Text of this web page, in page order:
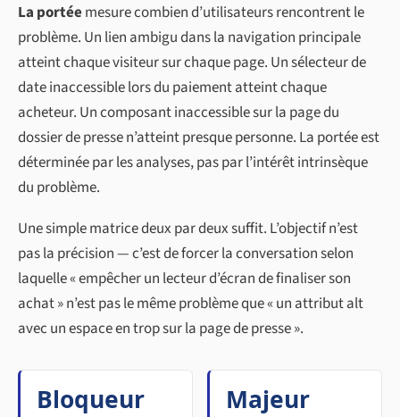
La portéemesure combien d’utilisateurs rencontrent le
problème. Un lien ambigu dans la navigation principale
atteint chaque visiteur sur chaque page. Un sélecteur de
date inaccessible lors du paiement atteint chaque
acheteur. Un composant inaccessible sur la page du
dossier de presse n’atteint presque personne. La portée est
déterminée par les analyses, pas par l’intérêt intrinsèque
du problème.
Une simple matrice deux par deux suffit. L’objectif n’est
pas la précision — c’est de forcer la conversation selon
laquelle « empêcher un lecteur d’écran de finaliser son
achat » n’est pas le même problème que « un attribut alt
avec un espace en trop sur la page de presse ».
Bloqueur Majeur